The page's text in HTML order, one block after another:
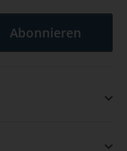
Abonnieren